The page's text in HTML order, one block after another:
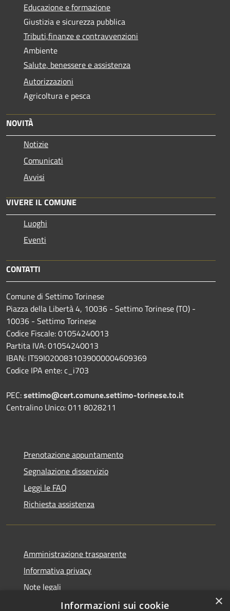
Educazione e formazione
Giustizia e sicurezza pubblica
Tributi,finanze e contravvenzioni
Ambiente
Salute, benessere e assistenza
Autorizzazioni
Agricoltura e pesca
NOVITÀ
Notizie
Comunicati
Avvisi
VIVERE IL COMUNE
Luoghi
Eventi
CONTATTI
Comune di Settimo Torinese
Piazza della Libertà 4, 10036 - Settimo Torinese (TO) -
10036 - Settimo Torinese
Codice Fiscale: 01054240013
Partita IVA: 01054240013
IBAN: IT59I0200831039000004609369
Codice IPA ente: c_i703
PEC:settimo@cert.comune.settimo-torinese.to.it
Centralino Unico: 011 8028211
Prenotazione appuntamento
Segnalazione disservizio
Leggi le FAQ
Richiesta assistenza
Amministrazione trasparente
Informativa privacy
Note legali
Dichiarazione di accessibilità
×
Informazioni sui cookie